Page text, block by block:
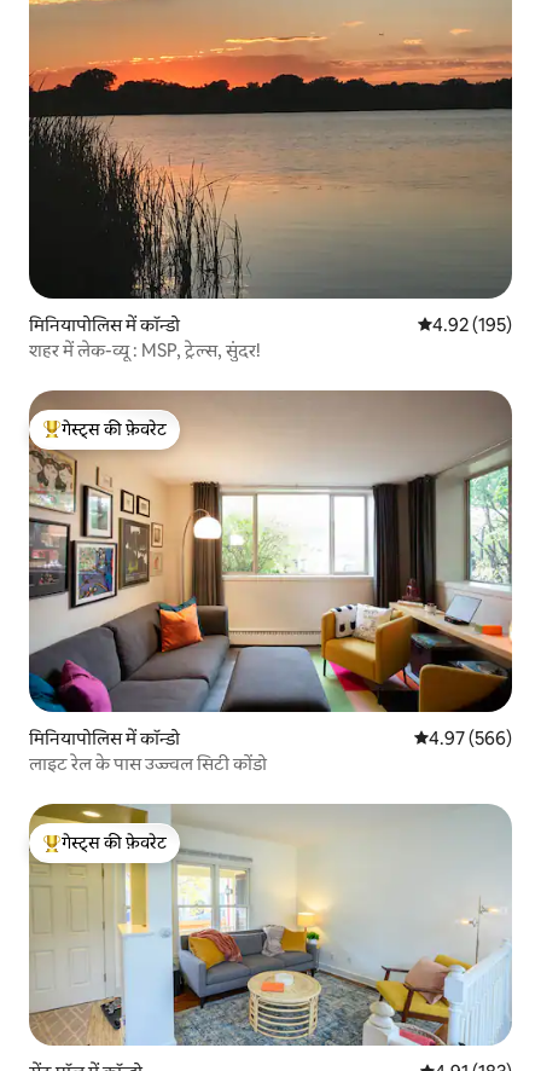
मिनियापोलिस में कॉन्डो औसत रेटिंग 5 में से
4.92 (195)
शहर में लेक-व्यू : MSP, ट्रेल्स, सुंदर!
गेस्ट्स का टॉप फ़ेवरेट
गेस्ट्स की फ़ेवरेट
मिनियापोलिस में कॉन्डो औसत रेटिंग 5 में से
4.97 (566)
लाइट रेल के पास उज्ज्वल सिटी कोंडो
गेस्ट्स का टॉप फ़ेवरेट
गेस्ट्स की फ़ेवरेट